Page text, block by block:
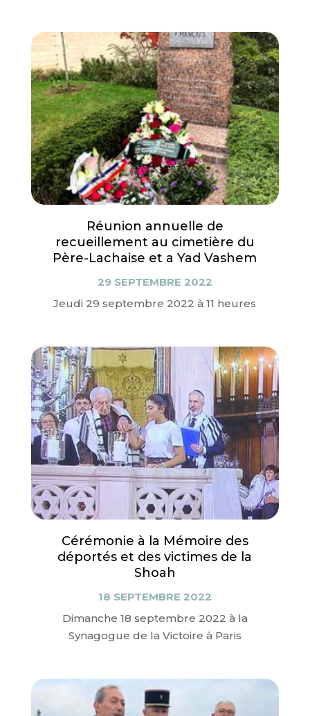
Réunion annuelle de
recueillement au cimetière du
Père-Lachaise et a Yad Vashem
29 SEPTEMBRE 2022
Jeudi 29 septembre 2022 à 11 heures
Cérémonie à la Mémoire des
déportés et des victimes de la
Shoah
18 SEPTEMBRE 2022
Dimanche 18 septembre 2022 à la
Synagogue de la Victoire à Paris